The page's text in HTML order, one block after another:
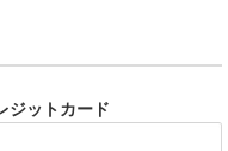
ジットカード